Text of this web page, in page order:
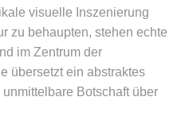
visuelle Inszenierung
zu behaupten, stehen echte
im Zentrum der
übersetzt ein abstraktes
Botschaft über